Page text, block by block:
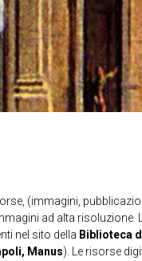
(immagini,
ad alta risoluzione.
nel sito della Biblioteca
Manus). Le risorse